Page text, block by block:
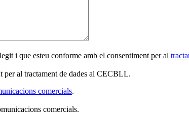
i que esteu conforme amb el consentiment per al
per al tractament de dades al CECBLL.
comercials.
comercials.